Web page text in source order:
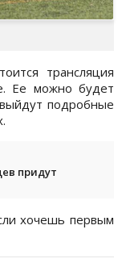
трансляция
Ее можно будет
подробные
придут
хочешь первым